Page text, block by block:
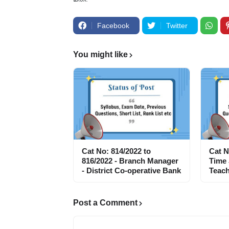
Facebook Twitter
You might like
Cat No: 814/2022 to
816/2022 - Branch Manager
- District Co-operative Bank
Cat
Time
Post a Comment